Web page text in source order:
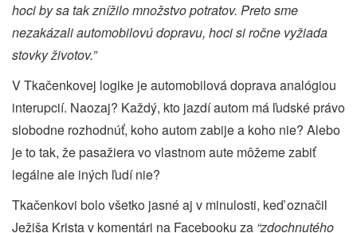
hoci by sa tak znížilo množstvo potratov. Preto sme
nezakázali automobilovú dopravu, hoci si ročne vyžiada
stovky životov.”
V Tkačenkovej logike je automobilová doprava analógiou
interupcií. Naozaj? Každý, kto jazdí autom má ľudské právo
slobodne rozhodnúť, koho autom zabije a koho nie? Alebo
je to tak, že pasažiera vo vlastnom aute môžeme zabiť
legálne ale iných ľudí nie?
Tkačenkovi bolo všetko jasné aj v minulosti, keď označil
Ježiša Krista v komentári na Facebooku za “zdochnutého